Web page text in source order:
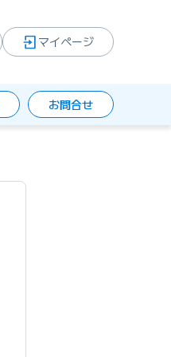
マイページ
お問合せ